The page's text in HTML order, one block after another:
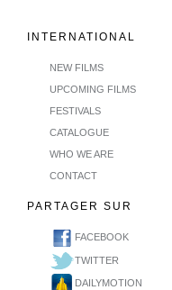
INTERNATIONAL
NEW FILMS
UPCOMING FILMS
FESTIVALS
CATALOGUE
WHO WE ARE
CONTACT
PARTAGER SUR
FACEBOOK
TWITTER
DAILYMOTION